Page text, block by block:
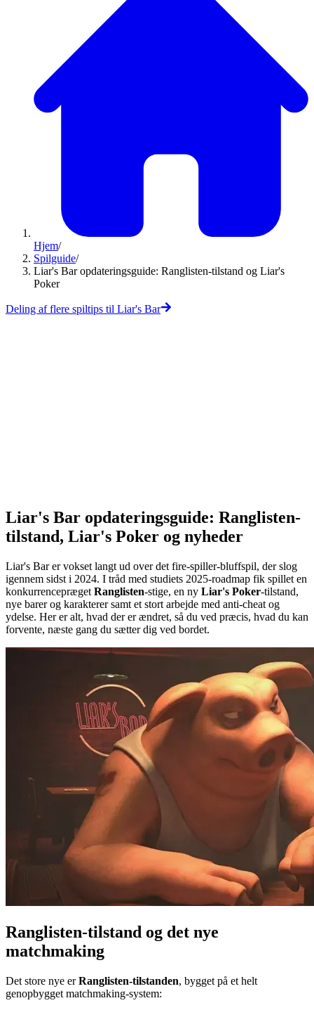
Hjem/
Spilguide/
Liar's Bar opdateringsguide: Ranglisten-tilstand og Liar's
Poker
Deling af flere spiltips til Liar's Bar
Liar's Bar opdateringsguide: Ranglisten-
tilstand, Liar's Poker og nyheder
Liar's Bar er vokset langt ud over det fire-spiller-bluffspil, der slog
igennem sidst i 2024. I tråd med studiets 2025-roadmap fik spillet en
konkurrencepræget Ranglisten-stige, en ny Liar's Poker-tilstand,
nye barer og karakterer samt et stort arbejde med anti-cheat og
ydelse. Her er alt, hvad der er ændret, så du ved præcis, hvad du kan
forvente, næste gang du sætter dig ved bordet.
Ranglisten-tilstand og det nye
matchmaking
Det store nye erRanglisten-tilstanden, bygget på et helt
genopbygget matchmaking-system: